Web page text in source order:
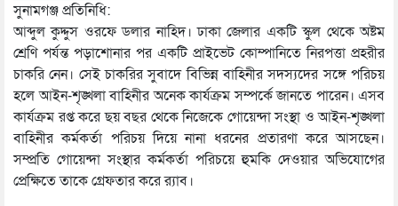
সুনামগঞ্জ প্রতিনিধি:
আব্দুল কুদ্দুস ওরফে ডলার নাহিদ। ঢাকা জেলার একটি স্কুল থেকে অষ্টম
শ্রেণি পর্যন্ত পড়াশোনার পর একটি প্রাইভেট কোম্পানিতে নিরপত্তা প্রহরীর
চাকরি নেন। সেই চাকরির সুবাদে বিভিন্ন বাহিনীর সদস্যদের সঙ্গে পরিচয়
হলে আইন-শৃঙ্খলা বাহিনীর অনেক কার্যক্রম সম্পর্কে জানতে পারেন। এসব
কার্যক্রম রপ্ত করে ছয় বছর থেকে নিজেকে গোয়েন্দা সংস্থা ও আইন-শৃঙ্খলা
বাহিনীর কর্মকর্তা পরিচয় দিয়ে নানা ধরনের প্রতারণা করে আসছেন।
সম্প্রতি গোয়েন্দা সংস্থার কর্মকর্তা পরিচয়ে হুমকি দেওয়ার অভিযোগের
প্রেক্ষিতে তাকে গ্রেফতার করে র‌্যাব।